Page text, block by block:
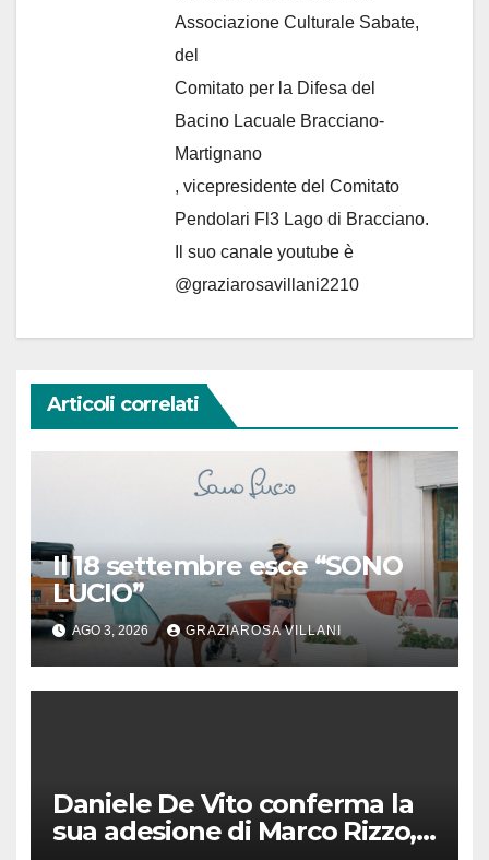
Associazione Culturale Sabate,
del
Comitato per la Difesa del
Bacino Lacuale Bracciano-
Martignano
, vicepresidente del Comitato
Pendolari Fl3 Lago di Bracciano.
Il suo canale youtube è
@graziarosavillani2210
Articoli correlati
Il 18 settembre esce “SONO
LUCIO”
AGO 3, 2026 GRAZIAROSA VILLANI
Daniele De Vito conferma la
sua adesione di Marco Rizzo,